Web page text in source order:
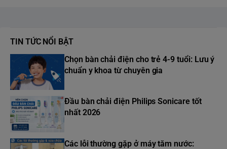
TIN TỨC NỔI BẬT
Chọn bàn chải điện cho trẻ 4-9 tuổi: Lưu ý
chuẩn y khoa từ chuyên gia
Đầu bàn chải điện Philips Sonicare tốt
nhất 2026
Các lỗi thường gặp ở máy tăm nước: